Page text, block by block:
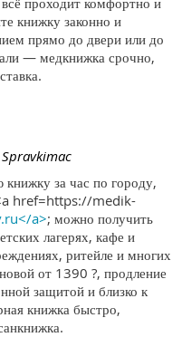
книжку законно и
прямо до двери или до
— медкнижка срочно,
за час по городу,
<a href=https://medik-
a>; можно получить
лагерях, кафе и
ритейле и многих
от 1390 ?, продление
защитой и близко к
книжка быстро,